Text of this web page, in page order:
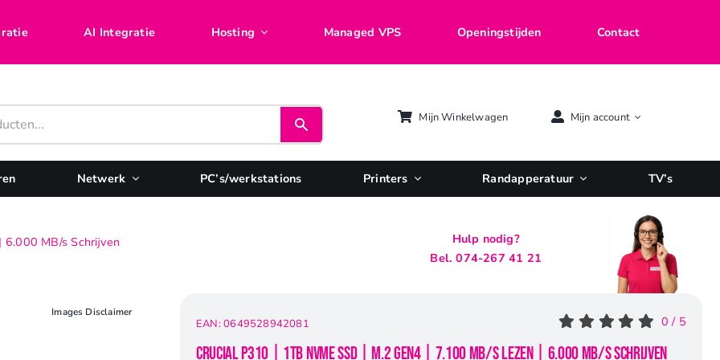
AI Integratie Hosting Managed VPS Openingstijden Contact
Mijn Winkelwagen Mijn account
Netwerk PC’s/werkstations Printers Randapperatuur TV’s
6.000 MB/s Schrijven
Hulp nodig?
Bel. 074-267 41 21
Images Disclaimer
0 / 5
EAN:0649528942081
Crucial P310 | 1TB NVMe SSD | M.2 Gen4 | 7.100 MB/s Lezen | 6.000 MB/s Schrijven